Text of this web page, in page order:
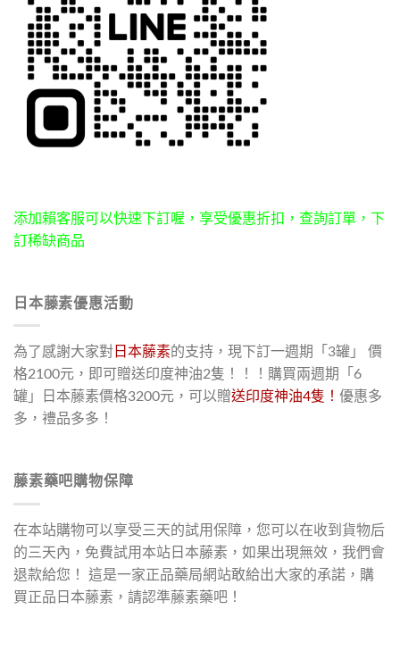
添加賴客服可以快速下訂喔，享受優惠折扣，查詢訂單，下
訂稀缺商品
日本藤素優惠活動
為了感謝大家對 日本藤素的支持，現下訂一週期「3罐」 價
格2100元，即可贈送印度神油2隻！！！購買兩週期「6
罐」日本藤素價格3200元，可以贈送印度神油4隻！ 優惠多
多，禮品多多！
藤素藥吧購物保障
在本站購物可以享受三天的試用保障，您可以在收到貨物后
的三天內，免費試用本站日本藤素，如果出現無效，我們會
退款給您！ 這是一家正品藥局網站敢給出大家的承諾，購
買正品日本藤素，請認準藤素藥吧！